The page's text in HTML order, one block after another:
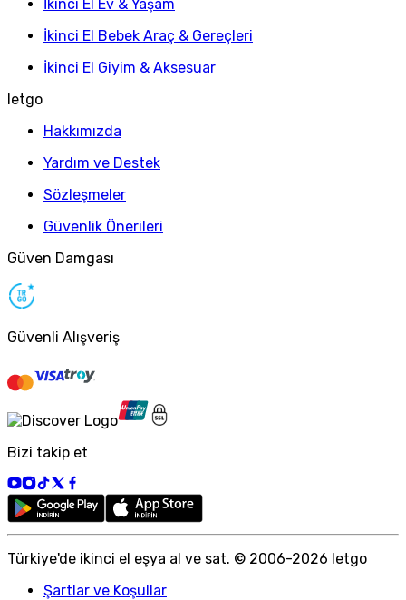
İkinci El Ev & Yaşam
İkinci El Bebek Araç & Gereçleri
İkinci El Giyim & Aksesuar
letgo
Hakkımızda
Yardım ve Destek
Sözleşmeler
Güvenlik Önerileri
Güven Damgası
Güvenli Alışveriş
Bizi takip et
Türkiye'de ikinci el eşya al ve sat. © 2006-2026 letgo
Şartlar ve Koşullar